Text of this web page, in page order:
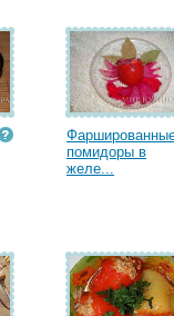
помидоры в
желе...